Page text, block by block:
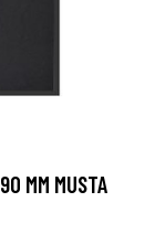
MM MUSTA